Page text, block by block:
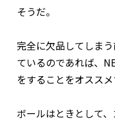
そうだ。
完全に欠品してしま
ているのであれば、
をすることをオススメ
ボールはときとして